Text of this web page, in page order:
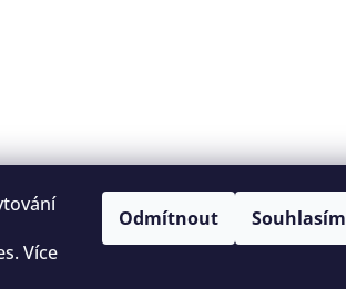
Více
Odmítnout Souhlasím